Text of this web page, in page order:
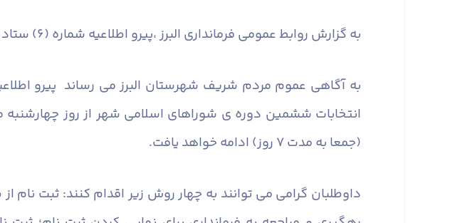
به گزارش روابط عمومی فرمانداری البرز ،پیرو اطلاعیه شماره (۶) ستاد انتخابات کشور اعلام شد :
(جمعا به مدت ۷ روز) ادامه خواهد یافت.
داوطلبان گرامی می ­توانند به چهار روش زیر اقدام کنند: ثبت نام